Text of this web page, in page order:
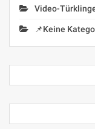
Video-
📌Keine